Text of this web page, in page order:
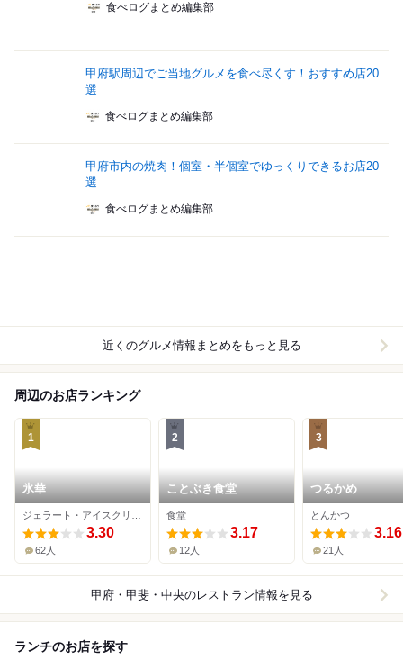
食べログまとめ編集部
甲府駅周辺でご当地グルメを食べ尽くす！おすすめ店20
選
食べログまとめ編集部
甲府市内の焼肉！個室・半個室でゆっくりできるお店20
選
食べログまとめ編集部
近くのグルメ情報まとめをもっと見る
周辺のお店ランキング
1
氷華
3.30
62人
2
ことぶき食堂
食堂
3.17
12人
3
つるかめ
とんかつ
3.16
21人
甲府・甲斐・中央のレストラン情報を見る
ランチのお店を探す